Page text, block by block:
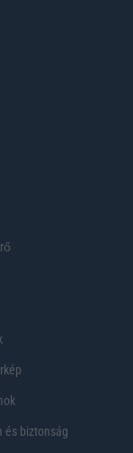
és biztonság